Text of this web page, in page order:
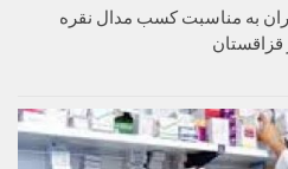
به مناسبت کسب مدال نقره